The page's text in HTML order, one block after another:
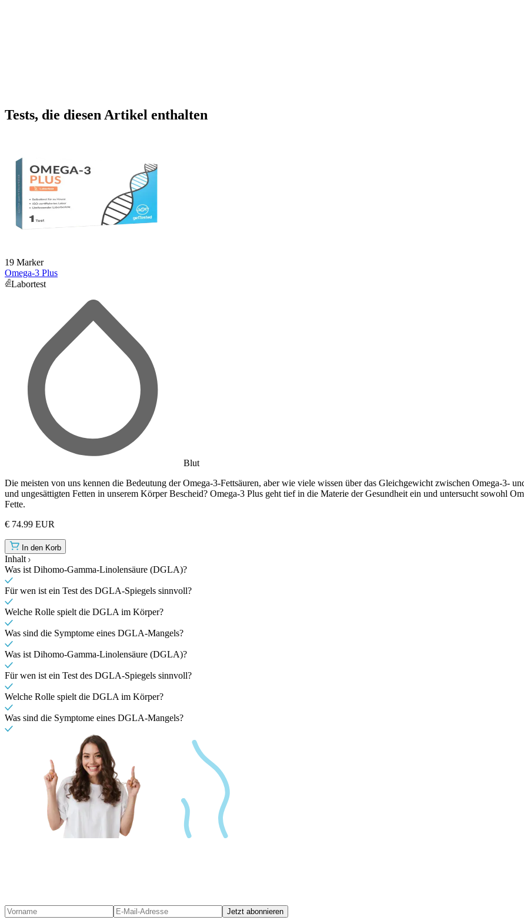
Tests, die diesen Artikel enthalten
19 Marker
Omega-3 Plus
Labortest
Blut
Die meisten von uns kennen die Bedeutung der Omega-3-Fettsäuren, aber wie viele wissen über das Gleichgewicht zwischen Omega-3-
und ungesättigten Fetten in unserem Körper Bescheid? Omega-3 Plus geht tief in die Materie der Gesundheit ein und untersucht sowohl
Fette.
€ 74.99 EUR
In den Korb
Inhalt
Was ist Dihomo-Gamma-Linolensäure (DGLA)?
Für wen ist ein Test des DGLA-Spiegels sinnvoll?
Welche Rolle spielt die DGLA im Körper?
Was sind die Symptome eines DGLA-Mangels?
Was ist Dihomo-Gamma-Linolensäure (DGLA)?
Für wen ist ein Test des DGLA-Spiegels sinnvoll?
Welche Rolle spielt die DGLA im Körper?
Was sind die Symptome eines DGLA-Mangels?
Jetzt abonnieren